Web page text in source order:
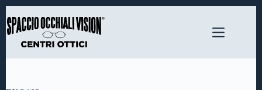
al
contenuto